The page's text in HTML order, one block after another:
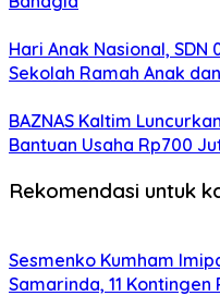
Hari Anak Nasional, SDN
Sekolah Ramah Anak
BAZNAS Kaltim
Bantuan Usaha Rp700
Rekomendasi untuk
Sesmenko Kumham
Samarinda, 11 Kontingen